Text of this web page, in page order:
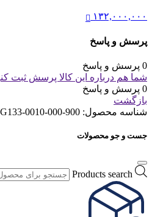
۱۳۲,۰۰۰,۰۰۰
پرسش و پاسخ
0 پرسش و پاسخ
شما هم درباره این کالا پرسش ثبت
0 پرسش و پاسخ
بازگشت
شناسه محصول: 900-2G133-0010-000
جست و جو محصولات
Products search